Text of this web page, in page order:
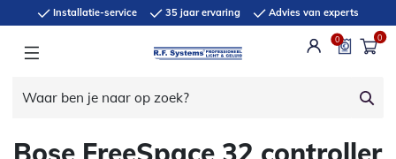
Installatie-service 35 jaar ervaring Advies van experts
0 0
Bose FreeSpace 32 controller